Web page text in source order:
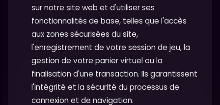
sur notre site web et d'utiliser ses
fonctionnalités de base, telles que l'accès
aux zones sécurisées du site,
l'enregistrement de votre session de jeu, la
gestion de votre panier virtuel ou la
finalisation d'une transaction. Ils garantissent
l'intégrité et la sécurité du processus de
connexion et de navigation.